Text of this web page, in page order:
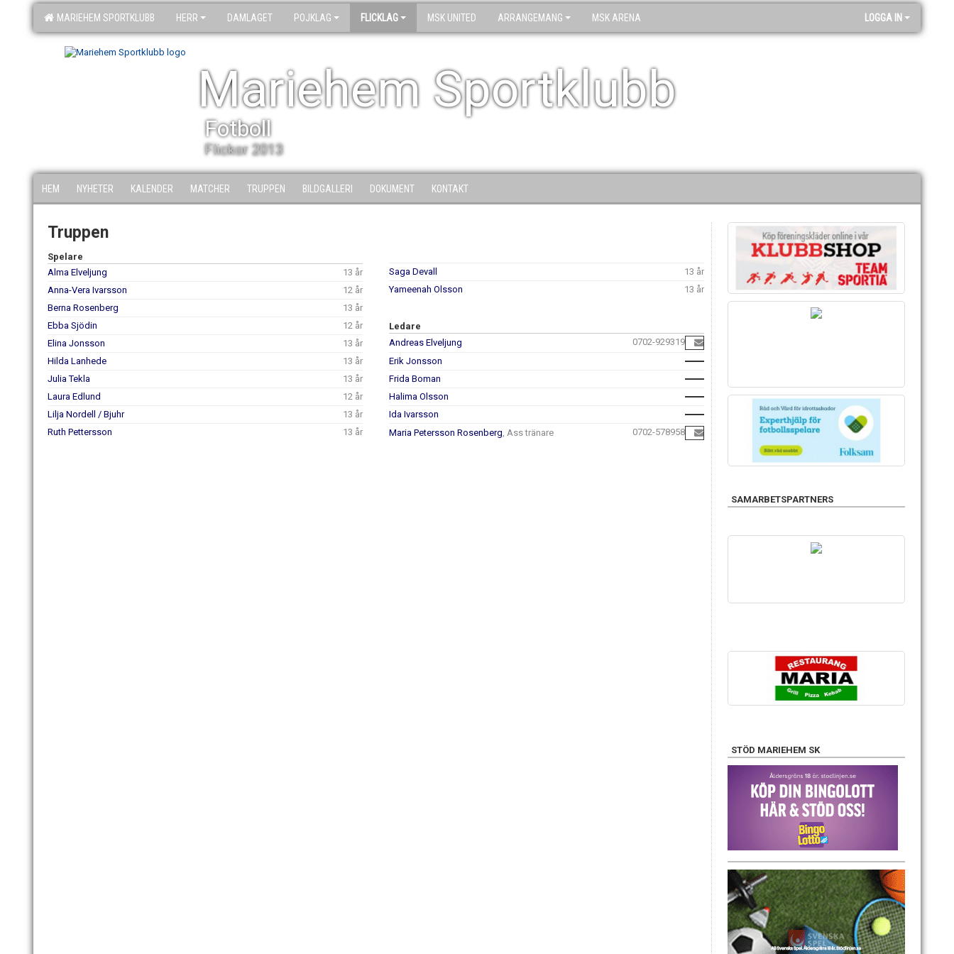
MARIEHEM SPORTKLUBB HERR DAMLAGET POJKLAG FLICKLAG MSK UNITED ARRANGEMANG MSK ARENA LOGGA IN
Mariehem Sportklubb
Fotboll
Flickor 2013
HEM NYHETER KALENDER MATCHER TRUPPEN BILDGALLERI DOKUMENT KONTAKT
Truppen
Spelare
Alma Elveljung
13 år
Anna-Vera Ivarsson
12 år
Berna Rosenberg
13 år
Ebba Sjödin
12 år
Elina Jonsson
13 år
Hilda Lanhede
13 år
Julia Tekla
13 år
Laura Edlund
12 år
Lilja Nordell / Bjuhr
13 år
Ruth Pettersson
13 år
Saga Devall
13 år
Yameenah Olsson
13 år
Ledare
Andreas Elveljung
0702-929319
Erik Jonsson
Frida Boman
Halima Olsson
Ida Ivarsson
Maria Petersson Rosenberg, Ass tränare 0702-578958
SAMARBETSPARTNERS
STÖD MARIEHEM SK